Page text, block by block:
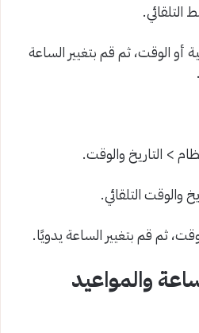
التلقائي.
أو الوقت، ثم قم بتغيير الساعة
> التاريخ والوقت.
والوقت التلقائي.
ثم قم بتغيير الساعة يدويًا.
والمواعيد